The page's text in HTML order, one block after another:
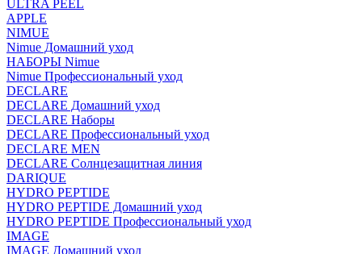
ULTRA PEEL
APPLE
NIMUE
Nimue Домашний уход
НАБОРЫ Nimue
Nimue Профессиональный уход
DECLARE
DECLARE Домашний уход
DECLARE Наборы
DECLARE Профессиональный уход
DECLARE MEN
DECLARE Солнцезащитная линия
DARIQUE
HYDRO PEPTIDE
HYDRO PEPTIDE Домашний уход
HYDRO PEPTIDE Профессиональный уход
IMAGE
IMAGE Домашний уход